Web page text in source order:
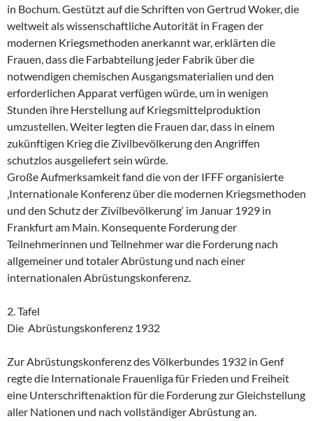
in Bochum. Gestützt auf die Schriften von Gertrud Woker, die
weltweit als wissenschaftliche Autorität in Fragen der
modernen Kriegsmethoden anerkannt war, erklärten die
Frauen, dass die Farbabteilung jeder Fabrik über die
notwendigen chemischen Ausgangsmaterialien und den
erforderlichen Apparat verfügen würde, um in wenigen
Stunden ihre Herstellung auf Kriegsmittelproduktion
umzustellen. Weiter legten die Frauen dar, dass in einem
zukünftigen Krieg die Zivilbevölkerung den Angriffen
schutzlos ausgeliefert sein würde.
Große Aufmerksamkeit fand die von der IFFF organisierte
‚Internationale Konferenz über die modernen Kriegsmethoden
und den Schutz der Zivilbevölkerung‘ im Januar 1929 in
Frankfurt am Main. Konsequente Forderung der
Teilnehmerinnen und Teilnehmer war die Forderung nach
allgemeiner und totaler Abrüstung und nach einer
internationalen Abrüstungskonferenz.
2. Tafel
Die Abrüstungskonferenz 1932
Zur Abrüstungskonferenz des Völkerbundes 1932 in Genf
regte die Internationale Frauenliga für Frieden und Freiheit
eine Unterschriftenaktion für die Forderung zur Gleichstellung
aller Nationen und nach vollständiger Abrüstung an.